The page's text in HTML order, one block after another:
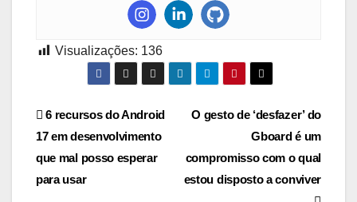
Visualizações: 136
Navegação
de
Post
O gesto de ‘desfazer’ do
Gboard é um
compromisso com o qual
estou disposto a conviver
6 recursos do Android
17 em desenvolvimento
que mal posso esperar
para usar